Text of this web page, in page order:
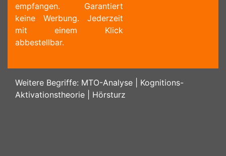
empfangen. Garantiert
keine Werbung. Jederzeit
mit einem Klick
abbestellbar.
Weitere Begriffe: MTO-Analyse
Kognitions-
Aktivationstheorie
Hörsturz